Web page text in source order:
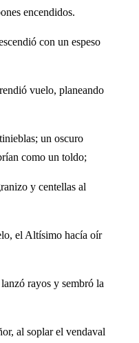
encendidos.
con un espeso
vuelo, planeando
un oscuro
como un toldo;
y centellas al
el Altísimo hacía oír
rayos y sembró la
al soplar el vendaval